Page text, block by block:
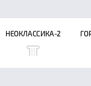
НЕОКЛАССИКА-2